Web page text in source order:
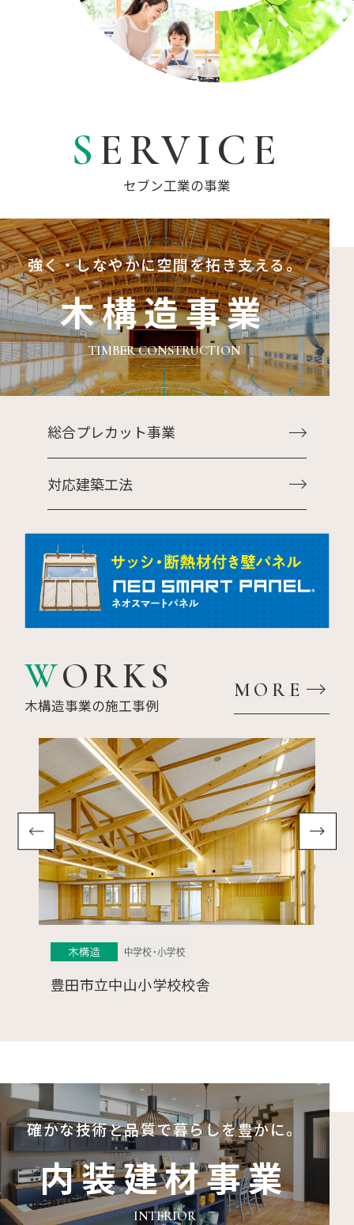
SERVICE
セブン工業の事業
強く・しなやかに空間を拓き支える。
木構造事業
TIMBER CONSTRUCTION
総合プレカット事業
対応建築工法
WORKS
木構造事業の施工事例
MORE
春日井高等学校 校舎棟
確かな技術と品質で暮らしを豊かに。
内装建材事業
INTERIOR